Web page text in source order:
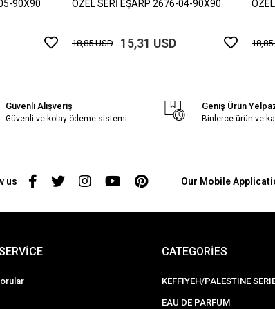
90X90 ÖZEL SERİ EŞARP 2676-04-90X90
18,85 USD 15,31 USD 18,85
Güvenli Alışveriş
Güvenli ve kolay ödeme sistemi
Geniş Ürün
Binlerce ürün ve
us Our Mobile
CATEGORİES
KEFFIYEH/PALESTINE
EAU DE PARFUM